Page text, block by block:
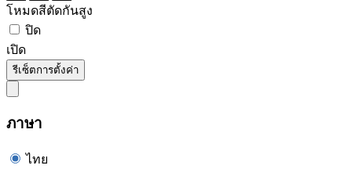
โหมดสีตัดกันสูง
ปิด
เปิด
รีเซ็ตการตั้งค่า
ภาษา
ไทย